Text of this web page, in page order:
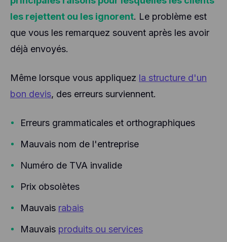
les rejettent ou les ignorent. Le problème est
que vous les remarquez souvent après les avoir
déjà envoyés.
Même lorsque vous appliquez la structure d'un
bon devis, des erreurs surviennent.
Erreurs grammaticales et orthographiques
Mauvais nom de l'entreprise
Numéro de TVA invalide
Prix obsolètes
Mauvais rabais
Mauvais produits ou services